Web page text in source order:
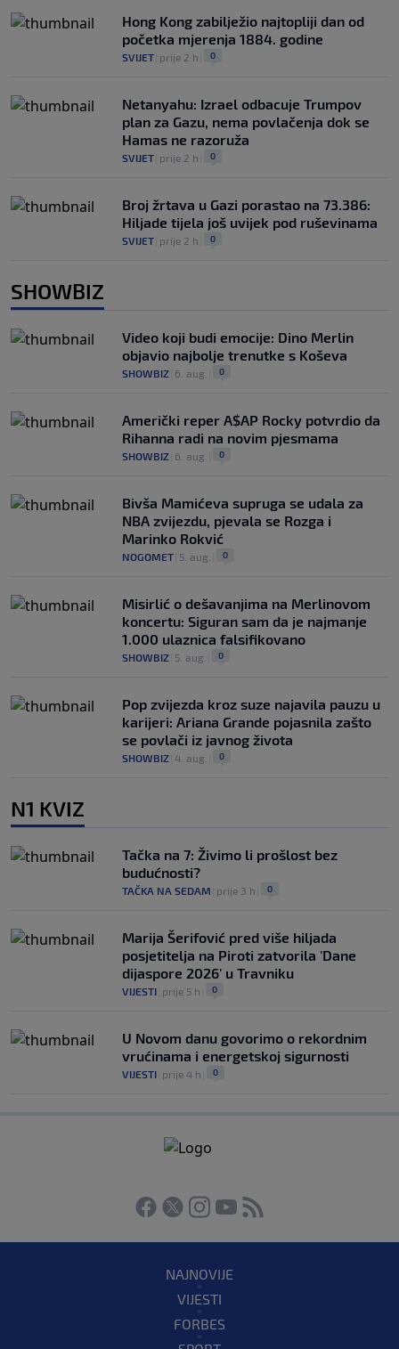
Hong Kong zabilježio najtopliji dan od
početka mjerenja 1884. godine
SVIJET prije 2 h 0
Netanyahu: Izrael odbacuje Trumpov
plan za Gazu, nema povlačenja dok se
Hamas ne razoruža
SVIJET prije 2 h 0
Broj žrtava u Gazi porastao na 73.386:
Hiljade tijela još uvijek pod ruševinama
SVIJET prije 2 h 0
SHOWBIZ
Video koji budi emocije: Dino Merlin
objavio najbolje trenutke s Koševa
SHOWBIZ 6. aug. 0
Američki reper A$AP Rocky potvrdio da
Rihanna radi na novim pjesmama
SHOWBIZ 6. aug. 0
Bivša Mamićeva supruga se udala za
NBA zvijezdu, pjevala se Rozga i
Marinko Rokvić
NOGOMET 5. aug. 0
Misirlić o dešavanjima na Merlinovom
koncertu: Siguran sam da je najmanje
1.000 ulaznica falsifikovano
SHOWBIZ 5. aug. 0
Pop zvijezda kroz suze najavila pauzu u
karijeri: Ariana Grande pojasnila zašto
se povlači iz javnog života
SHOWBIZ 4. aug. 0
N1 KVIZ
Tačka na 7: Živimo li prošlost bez
budućnosti?
TAČKA NA SEDAM prije 3 h 0
Marija Šerifović pred više hiljada
posjetitelja na Piroti zatvorila 'Dane
dijaspore 2026' u Travniku
VIJESTI prije 5 h 0
U Novom danu govorimo o rekordnim
vrućinama i energetskoj sigurnosti
VIJESTI prije 4 h 0
NAJNOVIJE
VIJESTI
FORBES